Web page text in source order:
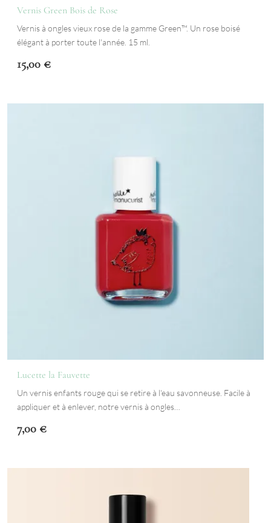
Vernis Green Bois de Rose
Vernis à ongles vieux rose de la gamme Green™. Un rose boisé
élégant à porter toute l'année. 15 ml.
15,00 €
Lucette la Fauvette
Un vernis enfants rouge qui se retire à l'eau savonneuse. Facile à
appliquer et à enlever, notre vernis à ongles…
7,00 €